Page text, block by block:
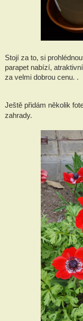
Stojí za to, si
parapet nabízí,
za velmi dobrou cenu. .
Ještě přidám několik
zahrady.